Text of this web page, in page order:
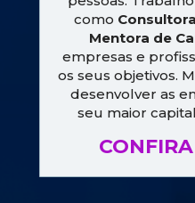
como
Mentora de
empresas e
os seus objetivos.
desenvolver as
seu maior